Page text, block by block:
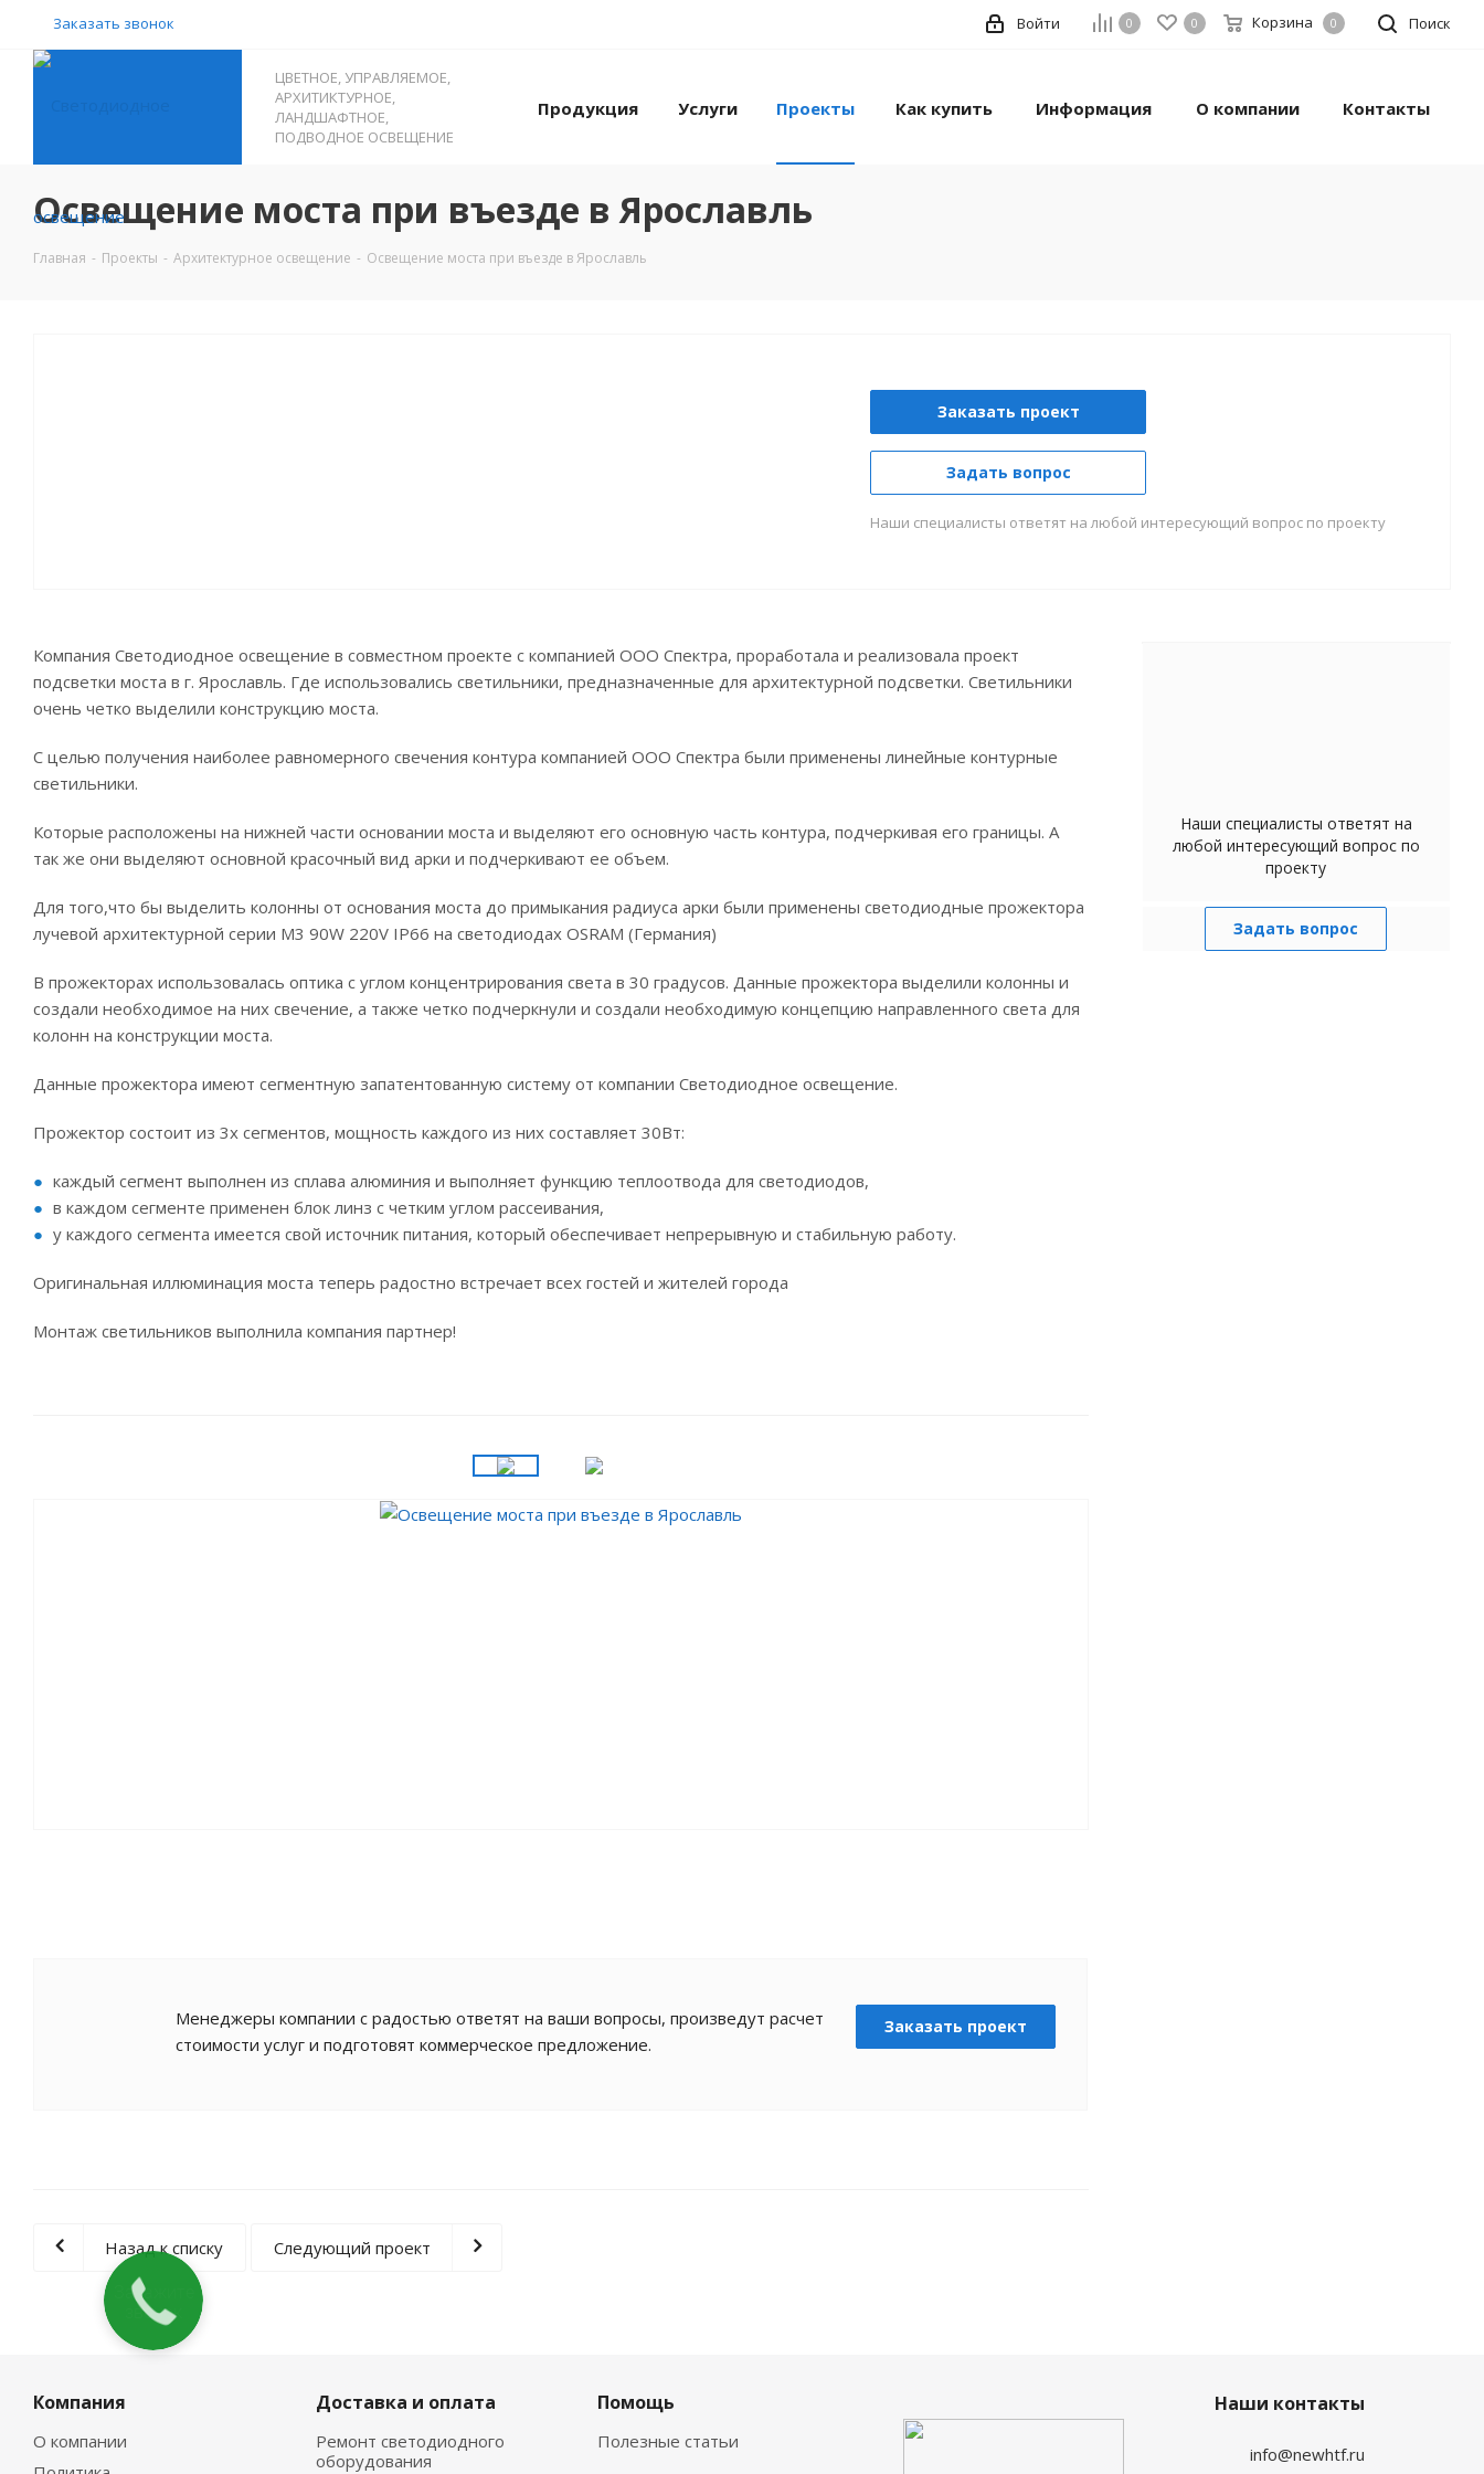
Заказать звонок Поиск
0 0 Корзина 0
Войти
ЦВЕТНОЕ, УПРАВЛЯЕМОЕ,
АРХИТИКТУРНОЕ,
ЛАНДШАФТНОЕ,
ПОДВОДНОЕ ОСВЕЩЕНИЕ
Продукция Услуги Проекты Как купить Информация О компании Контакты
Освещение моста при въезде в Ярославль
Главная - Проекты - Архитектурное освещение - Освещение моста при въезде в Ярославль
Заказать проект
Задать вопрос
Наши специалисты ответят на любой интересующий вопрос по проекту
Компания Светодиодное освещение в совместном проекте с компанией ООО Спектра, проработала и реализовала проект
подсветки моста в г. Ярославль. Где использовались светильники, предназначенные для архитектурной подсветки. Светильники
очень четко выделили конструкцию моста.
С целью получения наиболее равномерного свечения контура компанией ООО Спектра были применены линейные контурные
светильники.
Которые расположены на нижней части основании моста и выделяют его основную часть контура, подчеркивая его границы. А
так же они выделяют основной красочный вид арки и подчеркивают ее объем.
Для того,что бы выделить колонны от основания моста до примыкания радиуса арки были применены светодиодные прожектора
лучевой архитектурной серии M3 90W 220V IP66 на светодиодах OSRAM (Германия)
В прожекторах использовалась оптика с углом концентрирования света в 30 градусов. Данные прожектора выделили колонны и
создали необходимое на них свечение, а также четко подчеркнули и создали необходимую концепцию направленного света для
колонн на конструкции моста.
Данные прожектора имеют сегментную запатентованную систему от компании Светодиодное освещение.
Прожектор состоит из 3х сегментов, мощность каждого из них составляет 30Вт:
каждый сегмент выполнен из сплава алюминия и выполняет функцию теплоотвода для светодиодов,
в каждом сегменте применен блок линз с четким углом рассеивания,
у каждого сегмента имеется свой источник питания, который обеспечивает непрерывную и стабильную работу.
Оригинальная иллюминация моста теперь радостно встречает всех гостей и жителей города
Монтаж светильников выполнила компания партнер!
Наши специалисты ответят на
любой интересующий вопрос по
проекту
Задать вопрос
Менеджеры компании с радостью ответят на ваши вопросы, произведут расчет
стоимости услуг и подготовят коммерческое предложение.
Заказать проект
Назад к списку Следующий проект
Компания
О компании
Доставка и оплата
Ремонт светодиодного
оборудования
Помощь
Полезные статьи
Наши контакты
info@newhtf.ru
Закажите
звонок